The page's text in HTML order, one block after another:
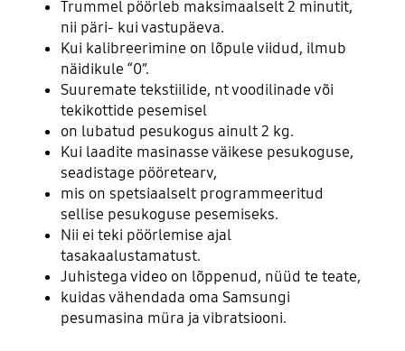
Trummel pöörleb maksimaalselt 2 minutit,
nii päri- kui vastupäeva.
Kui kalibreerimine on lõpule viidud, ilmub
näidikule “0”.
Suuremate tekstiilide, nt voodilinade või
tekikottide pesemisel
on lubatud pesukogus ainult 2 kg.
Kui laadite masinasse väikese pesukoguse,
seadistage pööretearv,
mis on spetsiaalselt programmeeritud
sellise pesukoguse pesemiseks.
Nii ei teki pöörlemise ajal
tasakaalustamatust.
Juhistega video on lõppenud, nüüd te teate,
kuidas vähendada oma Samsungi
pesumasina müra ja vibratsiooni.